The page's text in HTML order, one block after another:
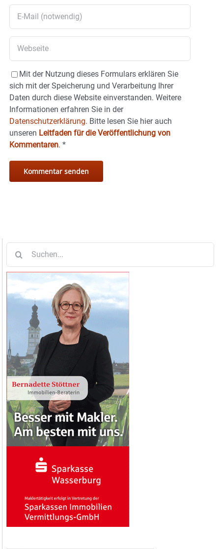
Mit der Nutzung dieses Formulars erklären Sie
sich mit der Speicherung und Verarbeitung Ihrer
Daten durch diese Website einverstanden. Weitere
Informationen erfahren Sie in der
Datenschutzerklärung. Bitte lesen Sie hier auch
unseren Leitfaden für die Veröffentlichung von
Kommentaren. *
nach: